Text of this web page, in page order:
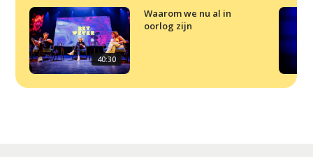
40:30
Waarom we nu al in
oorlog zijn